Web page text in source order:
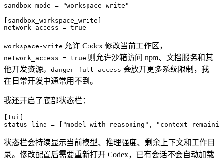
sandbox_mode =
"workspace-write"
sandbox_workspace_write
network_access = true
workspace-write 允许 Codex 修改当前工作区，
network_access = true 则允许沙箱访问 npm、文档服务和其
他开发资源。 danger-full-access 会放开更多系统限制，我
在日常开发中通常用不到。
我还开启了底部状态栏：
tui
status_line = [
"model-with-reasoning" , "context-
状态栏会持续显示当前模型、推理强度、剩余上下文和工作目
录。修改配置后需要重新打开 Codex，已有会话不会自动加载